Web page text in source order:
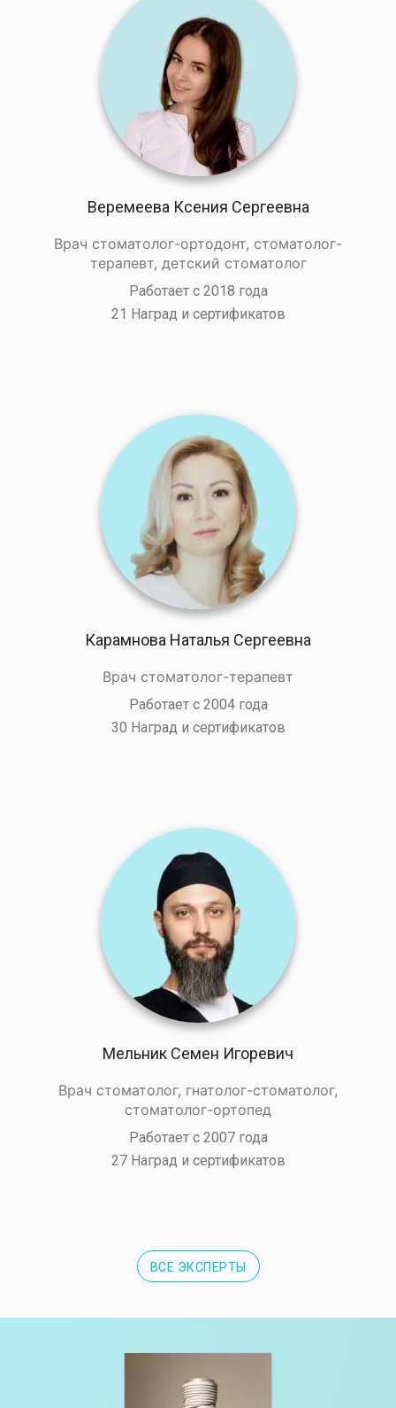
Веремеева Ксения Сергеевна
Врач стоматолог-ортодонт, стоматолог-
терапевт, детский стоматолог
Работает с 2018 года
21 Наград и сертификатов
Карамнова Наталья Сергеевна
Врач стоматолог-терапевт
Работает с 2004 года
30 Наград и сертификатов
Мельник Семен Игоревич
Врач стоматолог, гнатолог-стоматолог,
стоматолог-ортопед
Работает с 2007 года
27 Наград и сертификатов
ВСЕ ЭКСПЕРТЫ